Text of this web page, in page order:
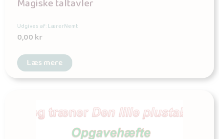
Magiske taltavler
Udgives af: LærerNemt
0,00kr
Læs mere